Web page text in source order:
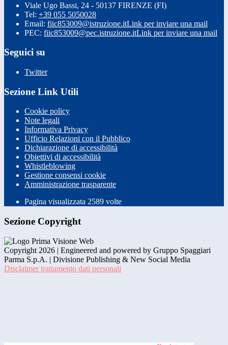
Viale Ugo Bassi, 24 - 50137 FIRENZE (FI)
Tel: +39 055 5050028
Email: fiic853009@istruzione.itLink per inviare una mail
PEC: fiic853009@pec.istruzione.itLink per inviare una mail
Seguici su
Twitter
Sezione Link Utili
Cookie policy
Note legali
Informativa Privacy
Ufficio Relazioni con il Pubblico
Dichiarazione di accessibilità
Obiettivi di accessibilità
Whistleblowing
Gestione consensi cookie
Amministrazione trasparente
Pagina visualizzata 2589 volte
Sezione Copyright
Copyright 2026 | Engineered and powered by Gruppo Spaggiari
Parma S.p.A. | Divisione Publishing & New Social Media
Disclaimer trattamento dati personali